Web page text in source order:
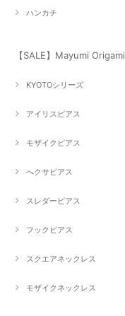
ハンカチ
【SALE】Mayumi Origami
KYOTOシリーズ
アイリスピアス
モザイクピアス
へクサピアス
スレダーピアス
フックピアス
スクエアネックレス
モザイクネックレス